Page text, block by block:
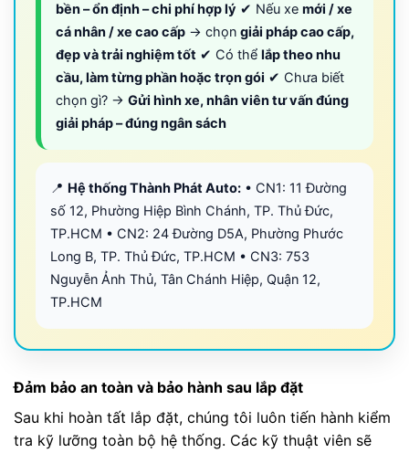
bền – ổn định – chi phí hợp lý ✔ Nếu xe mới / xe
cá nhân / xe cao cấp → chọn giải pháp cao cấp,
đẹp và trải nghiệm tốt ✔ Có thể lắp theo nhu
cầu, làm từng phần hoặc trọn gói ✔ Chưa biết
chọn gì? → Gửi hình xe, nhân viên tư vấn đúng
giải pháp – đúng ngân sách
📍 Hệ thống Thành Phát Auto: • CN1: 11 Đường
số 12, Phường Hiệp Bình Chánh, TP. Thủ Đức,
TP.HCM • CN2: 24 Đường D5A, Phường Phước
Long B, TP. Thủ Đức, TP.HCM • CN3: 753
Nguyễn Ảnh Thủ, Tân Chánh Hiệp, Quận 12,
TP.HCM
Đảm bảo an toàn và bảo hành sau lắp đặt
Sau khi hoàn tất lắp đặt, chúng tôi luôn tiến hành kiểm
tra kỹ lưỡng toàn bộ hệ thống. Các kỹ thuật viên sẽ